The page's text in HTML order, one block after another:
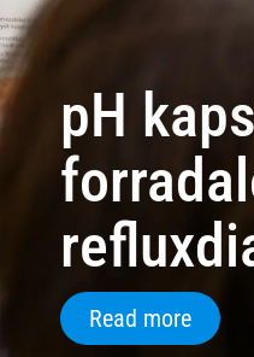
pH
Read more